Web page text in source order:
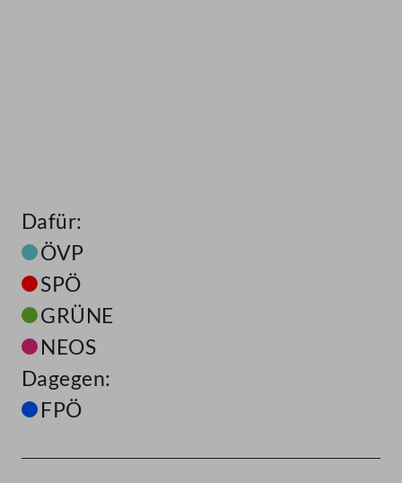
Dafür:
ÖVP
SPÖ
GRÜNE
NEOS
Dagegen:
FPÖ